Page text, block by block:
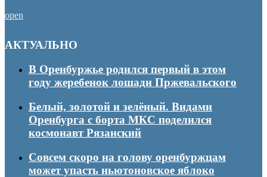
open
АКТУАЛЬНО
В Оренбуржье родился первый в этом
году жеребенок лошади Пржевальского
Белый, золотой и зелёный. Видами
Оренбурга с борта МКС поделился
космонавт Рязанский
Совсем скоро на голову оренбуржцам
может упасть ньютоновское яблоко